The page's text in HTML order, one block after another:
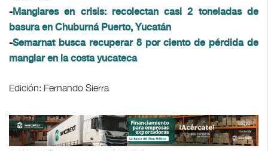
-Manglares en crisis: recolectan casi 2 toneladas de
basura en Chuburná Puerto, Yucatán
-Semarnat busca recuperar 8 por ciento de pérdida de
manglar en la costa yucateca
Edición: Fernando Sierra